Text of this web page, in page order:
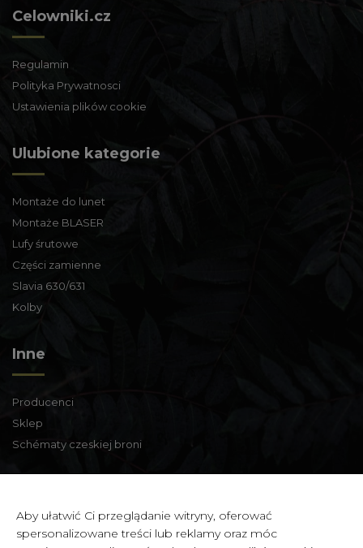
Celowniki.cz
Regulamin
Polityka Prywatnosci
Ustawienia plików cookie
Ulubione kategorie
Montaże do lunet
Montaże BLASER
Lufy śrutowe
Części zamienne
Slavia 630/631
Kolby
Inne
Producenci
Sklep
Schématy czeskiej broni
Aby ułatwić Ci przeglądanie witryny, oferować
spersonalizowane treści lub reklamy oraz móc